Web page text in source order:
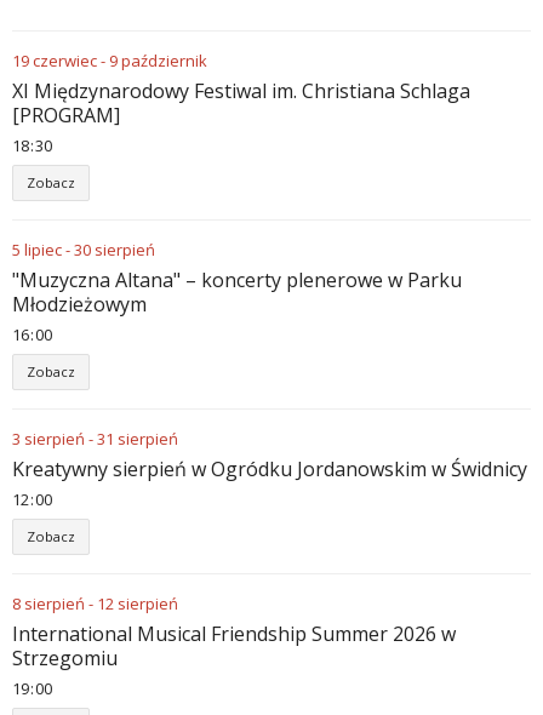
19czerwiec- 9październik
XI Międzynarodowy Festiwal im. Christiana Schlaga
[PROGRAM]
18 30
Zobacz
5 lipiec-30 sierpień
"Muzyczna Altana" – koncerty plenerowe w Parku
Młodzieżowym
16 00
Zobacz
3 sierpień -31 sierpień
Kreatywny sierpień w Ogródku Jordanowskim w Świdnicy
12 00
Zobacz
8 sierpień - 12 sierpień
International Musical Friendship Summer 2026 w
Strzegomiu
19 00